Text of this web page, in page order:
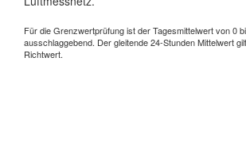
Für die Grenzwertprüfung ist der Tagesmittelwert von 0
ausschlaggebend. Der gleitende 24-Stunden Mittelwert
Richtwert.